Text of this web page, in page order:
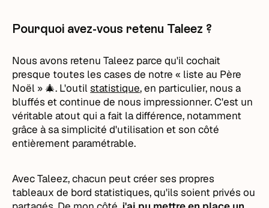
Pourquoi avez-vous retenu Taleez ?
Nous avons retenu Taleez parce qu'il cochait
presque toutes les cases de notre « liste au Père
Noël » 🎄. L'outilstatistique, en particulier, nous a
bluffés et continue de nous impressionner. C'est un
véritable atout qui a fait la différence, notamment
grâce à sa simplicité d'utilisation et son côté
entièrement paramétrable.
Avec Taleez, chacun peut créer ses propres
tableaux de bord statistiques, qu'ils soient privés ou